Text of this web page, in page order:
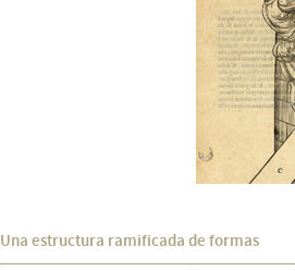
Una estructura ramificada de formas